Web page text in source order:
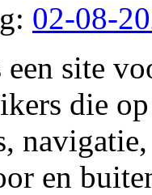
02-08-
site
die
en